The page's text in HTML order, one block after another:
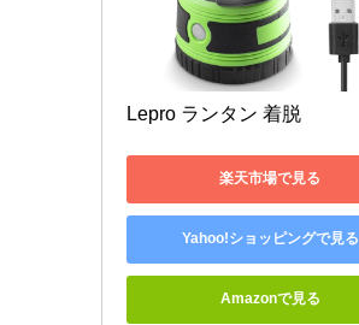
Lepro ランタン 着脱
楽天市場で見る
Yahoo!ショッピングで見る
Amazonで見る